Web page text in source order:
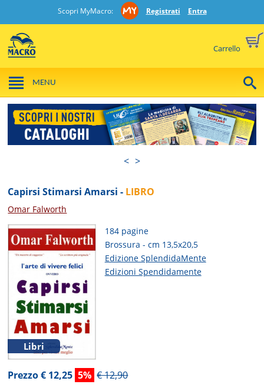
Scopri MyMacro: Registrati Entra
Carrello
MENU
< >
Capirsi Stimarsi Amarsi - LIBRO
Omar Falworth
Libri
184 pagine
Brossura - cm 13,5x20,5
Edizione SplendidaMente
Edizioni Spendidamente
Prezzo € 12,25 5% € 12,90